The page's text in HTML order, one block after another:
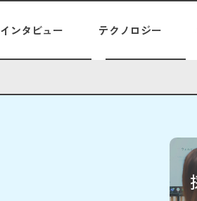
インタビュー テクノロジー